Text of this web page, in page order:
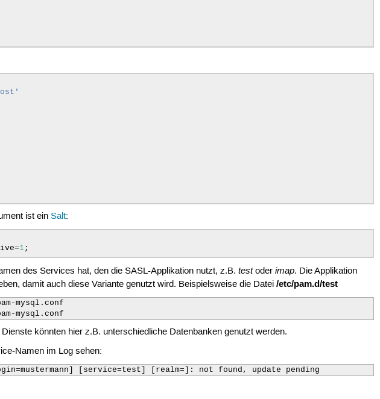
ist einSalt:
=1;
des Services hat, den die SASL-Applikation nutzt, z.B.testoderimap. Die Applikation
damit auch diese Variante genutzt wird. Beispielsweise die Datei/etc/pam.d/test
mysql.conf
mysql.conf
könnten hier z.B. unterschiedliche Datenbanken genutzt werden.
Namen im Log sehen:
[service=test] [realm=]: not found, update pending